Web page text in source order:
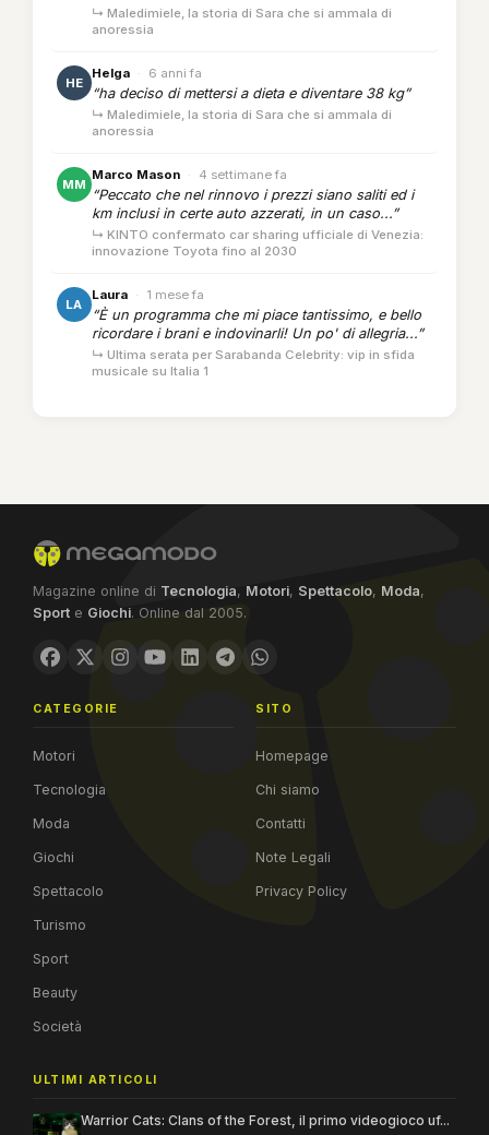
↳ Maledimiele, la storia di Sara che si ammala di
anoressia
HE
Helga · 6 anni fa
“ha deciso di mettersi a dieta e diventare 38 kg”
↳ Maledimiele, la storia di Sara che si ammala di
anoressia
MM
Marco Mason · 4 settimane fa
“Peccato che nel rinnovo i prezzi siano saliti ed i
km inclusi in certe auto azzerati, in un caso...”
↳ KINTO confermato car sharing ufficiale di Venezia:
innovazione Toyota fino al 2030
LA
Laura · 1 mese fa
“È un programma che mi piace tantissimo, e bello
ricordare i brani e indovinarli! Un po' di allegria...”
↳ Ultima serata per Sarabanda Celebrity: vip in sfida
musicale su Italia 1
Magazine online di Tecnologia, Motori, Spettacolo, Moda,
Sport e Giochi. Online dal 2005.
CATEGORIE
Motori
Tecnologia
Moda
Giochi
Spettacolo
Turismo
Sport
Beauty
Società
SITO
Homepage
Chi siamo
Contatti
Note Legali
Privacy Policy
ULTIMI ARTICOLI
Warrior Cats: Clans of the Forest, il primo videogioco uf...